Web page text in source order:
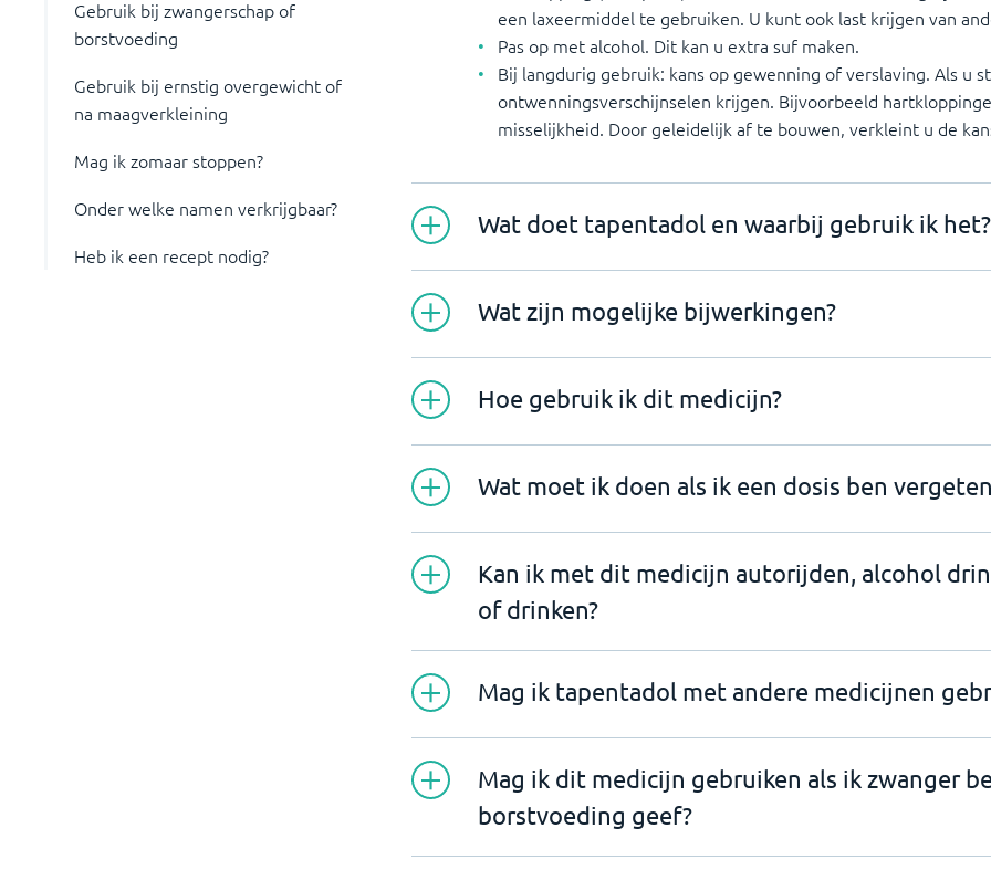
Gebruik bij zwangerschap of
borstvoeding
Gebruik bij ernstig overgewicht of
na maagverkleining
Mag ik zomaar stoppen?
Onder welke namen verkrijgbaar?
Heb ik een recept nodig?
een laxeermiddel te gebruiken. U kunt ook last krijgen van
Pas op met alcohol. Dit kan u extra suf maken.
Bij langdurig gebruik: kans op gewenning of verslaving. Als u
ontwenningsverschijnselen krijgen. Bijvoorbeeld
misselijkheid. Door geleidelijk af te bouwen, verkleint u de
Wat doet tapentadol en waarbij gebruik ik het?
Wat zijn mogelijke bijwerkingen?
Hoe gebruik ik dit medicijn?
Wat moet ik doen als ik een dosis ben
Kan ik met dit medicijn autorijden, alcohol
of drinken?
Mag ik tapentadol met andere medicijnen
Mag ik dit medicijn gebruiken als ik zwanger
borstvoeding geef?